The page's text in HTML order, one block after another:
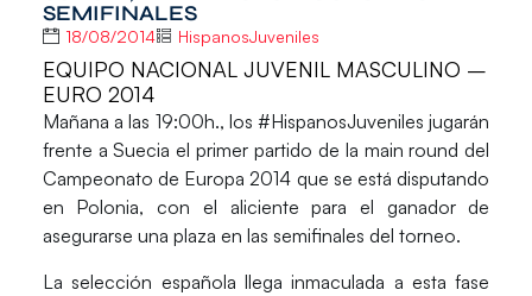
SEMIFINALES
18/08/2014 HispanosJuveniles
EQUIPO NACIONAL JUVENIL MASCULINO –
EURO 2014
Mañana a las 19:00h., los #HispanosJuveniles jugarán
frente a Suecia el primer partido de la main round del
Campeonato de Europa 2014 que se está disputando
en Polonia, con el aliciente para el ganador de
asegurarse una plaza en las semifinales del torneo.
La selección española llega inmaculada a esta fase